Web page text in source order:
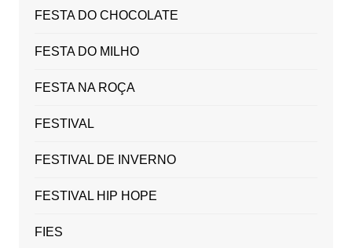
FESTA DO CHOCOLATE
FESTA DO MILHO
FESTA NA ROÇA
FESTIVAL
FESTIVAL DE INVERNO
FESTIVAL HIP HOPE
FIES